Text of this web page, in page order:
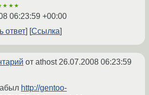
06:23:59 +00:00
ответ
Ссылка
от athost26.07.2008 06:23:59
http://gentoo-